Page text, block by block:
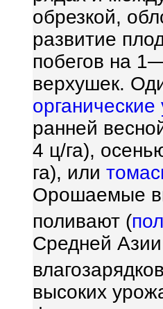
обрезкой,
развитие
побегов на
верхушек.
ранней
4 ц/га),
га), или
Орошаемые
поливают (
Средней
высоких